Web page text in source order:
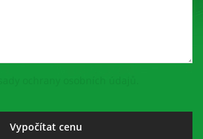
návštěvě našich
obsahu a nabídek.